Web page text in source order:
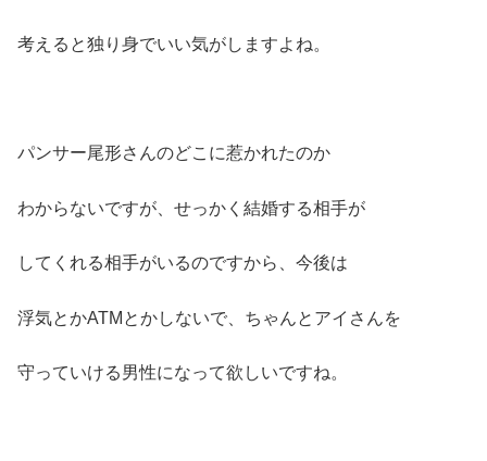
考えると独り身でいい気がしますよね。
パンサー尾形さんのどこに惹かれたのか
わからないですが、せっかく結婚する相手が
してくれる相手がいるのですから、今後は
浮気とかATMとかしないで、ちゃんとアイさんを
守っていける男性になって欲しいですね。